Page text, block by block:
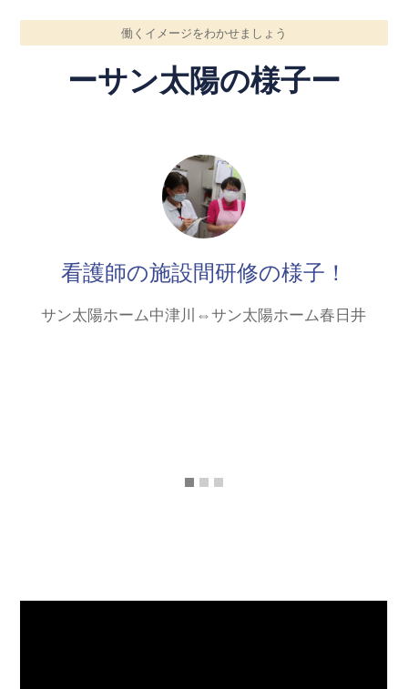
働くイメージをわかせましょう
ーサン太陽の様子ー
看護師の施設間研修の様子！
サン太陽ホーム中津川⇔サン太陽ホーム春日井